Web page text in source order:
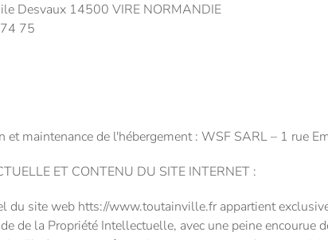
Desvaux 14500 VIRE NORMANDIE
75
maintenance de l'hébergement : WSF SARL – 1 rue
ET CONTENU DU SITE INTERNET :
du site web htts://www.toutainville.fr appartient
de la Propriété Intellectuelle, avec une peine encourue